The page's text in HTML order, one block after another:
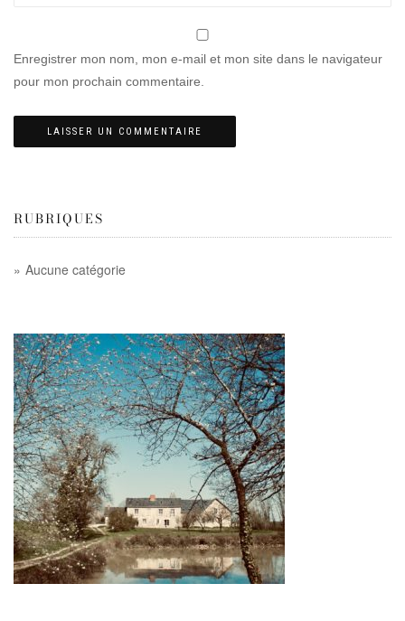
Enregistrer mon nom, mon e-mail et mon site dans le navigateur
pour mon prochain commentaire.
RUBRIQUES
Aucune catégorie